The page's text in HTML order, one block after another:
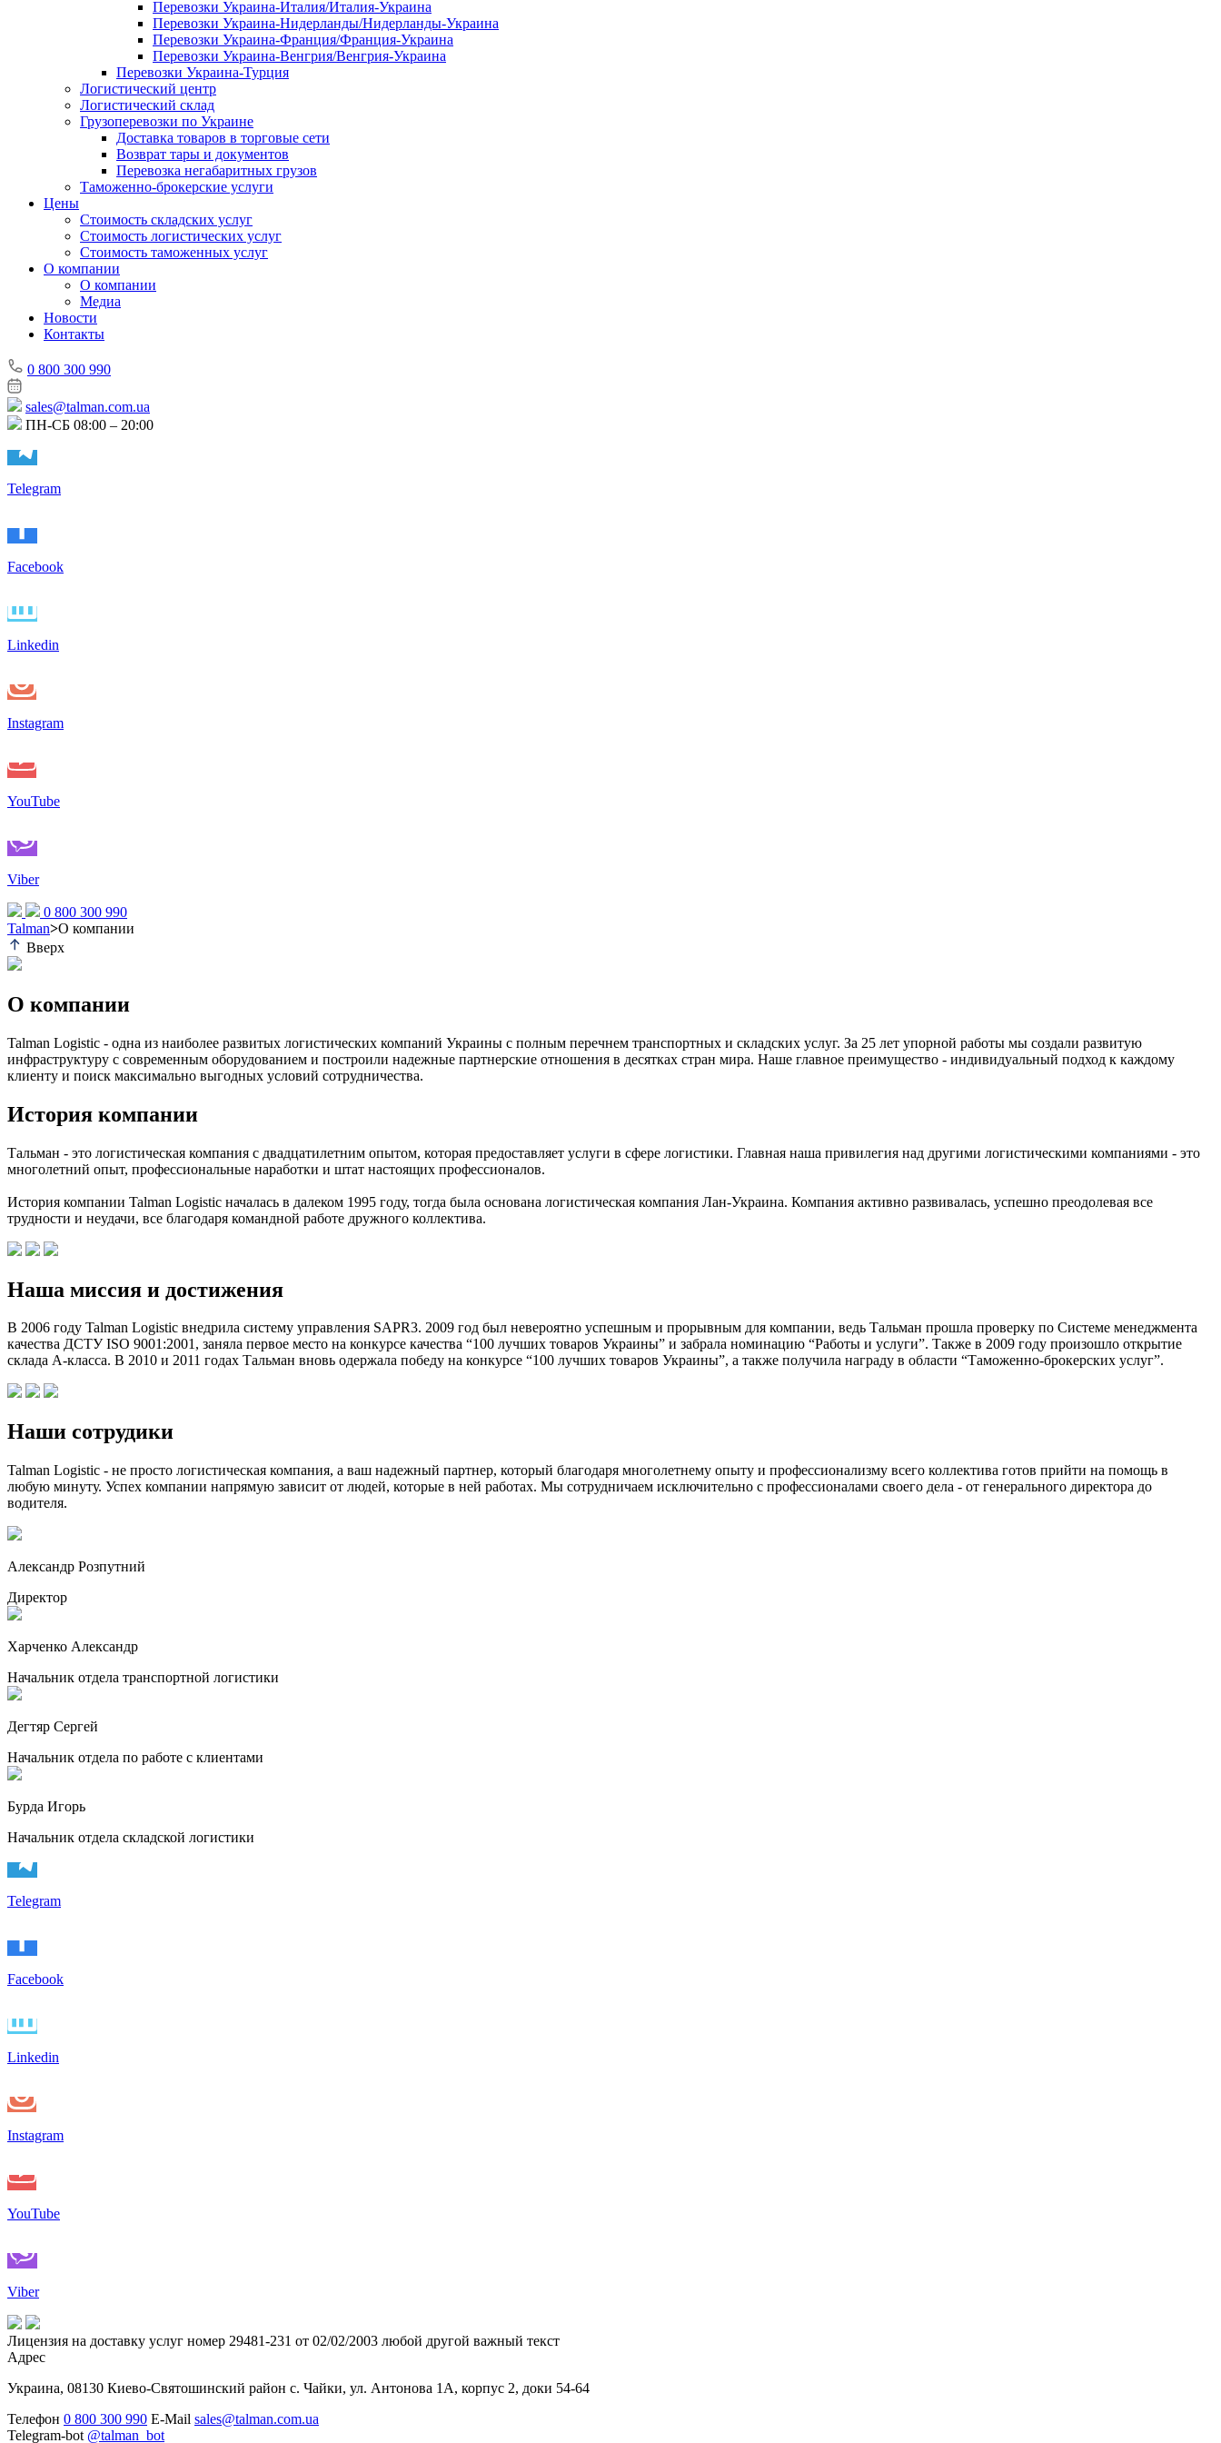
Перевозки Украина-Италия/Италия-Украина
Перевозки Украина-Нидерланды/Нидерланды-Украина
Перевозки Украина-Франция/Франция-Украина
Перевозки Украина-Венгрия/Венгрия-Украина
Перевозки Украина-Турция
Логистический центр
Логистический склад
Грузоперевозки по Украине
Доставка товаров в торговые сети
Возврат тары и документов
Перевозка негабаритных грузов
Таможенно-брокерские услуги
Цены
Стоимость складских услуг
Стоимость логистических услуг
Стоимость таможенных услуг
О компании
О компании
Медиа
Новости
Контакты
0 800 300 990
sales@talman.com.ua
ПН-СБ 08:00 – 20:00
Telegram
Facebook
Linkedin
Instagram
YouTube
Viber
0 800 300 990
Talman>О компании
Вверх
О компании
Talman Logistic - одна из наиболее развитых логистических компаний Украины с полным перечнем транспортных и складских услуг. За 25 лет упорной работы мы создали развитую
инфраструктуру с современным оборудованием и построили надежные партнерские отношения в десятках стран мира. Наше главное преимущество - индивидуальный подход к каждому
клиенту и поиск максимально выгодных условий сотрудничества.
История компании
Тальман - это логистическая компания с двадцатилетним опытом, которая предоставляет услуги в сфере логистики. Главная наша привилегия над другими логистическими компаниями - это
многолетний опыт, профессиональные наработки и штат настоящих профессионалов.
История компании Talman Logistic началась в далеком 1995 году, тогда была основана логистическая компания Лан-Украина. Компания активно развивалась, успешно преодолевая все
трудности и неудачи, все благодаря командной работе дружного коллектива.
Наша миссия и достижения
В 2006 году Talman Logistic внедрила систему управления SAPR3. 2009 год был невероятно успешным и прорывным для компании, ведь Тальман прошла проверку по Системе менеджмента
качества ДСТУ ISO 9001:2001, заняла первое место на конкурсе качества “100 лучших товаров Украины” и забрала номинацию “Работы и услуги”. Также в 2009 году произошло открытие
склада А-класса. В 2010 и 2011 годах Тальман вновь одержала победу на конкурсе “100 лучших товаров Украины”, а также получила награду в области “Таможенно-брокерских услуг”.
Наши сотрудики
Talman Logistic - не просто логистическая компания, а ваш надежный партнер, который благодаря многолетнему опыту и профессионализму всего коллектива готов прийти на помощь в
любую минуту. Успех компании напрямую зависит от людей, которые в ней работах. Мы сотрудничаем исключительно с профессионалами своего дела - от генерального директора до
водителя.
Александр Розпутний
Директор
Харченко Александр
Начальник отдела транспортной логистики
Дегтяр Сергей
Начальник отдела по работе с клиентами
Бурда Игорь
Начальник отдела складской логистики
Telegram
Facebook
Linkedin
Instagram
YouTube
Viber
Лицензия на доставку услуг номер 29481-231 от 02/02/2003 любой другой важный текст
Адрес
Украина, 08130 Киево-Святошинский район с. Чайки, ул. Антонова 1А, корпус 2, доки 54-64
Телефон 0 800 300 990 E-Mail sales@talman.com.ua
Telegram-bot @talman_bot